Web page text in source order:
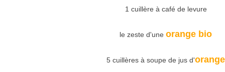
1 cuillère à café de levure
le zeste d'une orange bio
5 cuillères à soupe de jus d'orange